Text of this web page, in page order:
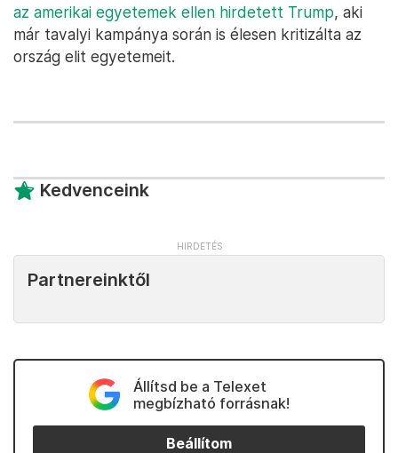
az amerikai egyetemek ellen hirdetett Trump, aki
már tavalyi kampánya során is élesen kritizálta az
ország elit egyetemeit.
Kedvenceink
Partnereinktől
Állítsd be a Telexet
megbízható forrásnak!
Beállítom